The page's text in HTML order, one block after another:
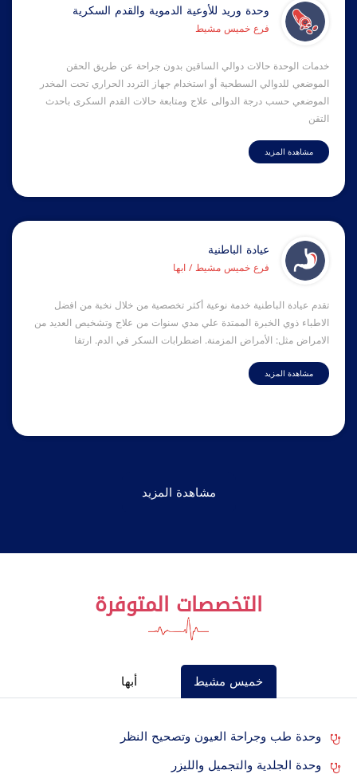
وحدة وريد للأوعية الدموية والقدم السكرية
فرع خميس مشيط
خدمات الوحدة حالات دوالي الساقين بدون جراحة عن طريق الحقن
الموضعي للدوالي السطحية أو استخدام جهاز التردد الحراري تحت المخدر
الموضعي حسب درجة الدوالى علاج ومتابعة حالات القدم السكرى باحدث
التقن
مشاهدة المزيد
عيادة الباطنية
فرع خميس مشيط / ابها
تقدم عيادة الباطنية خدمة نوعية أكثر تخصصية من خلال نخبة من افضل
الاطباء ذوي الخبرة الممتدة علي مدي سنوات من علاج وتشخيص العديد من
الامراض مثل: الأمراض المزمنة. اضطرابات السكر في الدم. ارتفا
مشاهدة المزيد
مشاهدة المزيد
التخصصات المتوفرة
خميس مشيط أبها
وحدة طب وجراحة العيون وتصحيح النظر
وحدة الجلدية والتجميل والليزر